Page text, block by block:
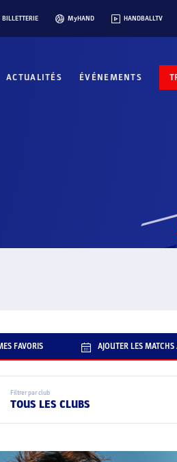
BILLETTERIE MyHAND HANDBALLTV
ACTUALITÉS ÉVÉNEMENTS
FAVORIS AJOUTER LES
Filtrer par club
TOUS LES CLUBS